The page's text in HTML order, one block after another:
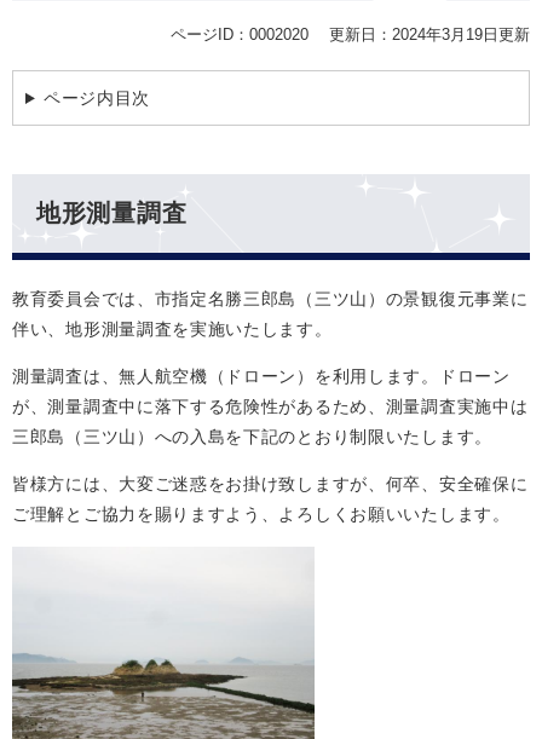
ページID：0002020 更新日：2024年3月19日更新
ページ内目次
地形測量調査
教育委員会では、市指定名勝三郎島（三ツ山）の景観復元事業に
伴い、地形測量調査を実施いたします。
測量調査は、無人航空機（ドローン）を利用します。ドローン
が、測量調査中に落下する危険性があるため、測量調査実施中は
三郎島（三ツ山）への入島を下記のとおり制限いたします。
皆様方には、大変ご迷惑をお掛け致しますが、何卒、安全確保に
ご理解とご協力を賜りますよう、よろしくお願いいたします。